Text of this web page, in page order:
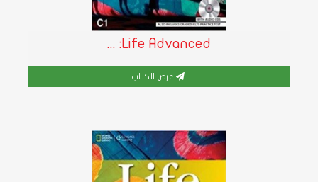
Life Advanced: ...
عرض الكتاب